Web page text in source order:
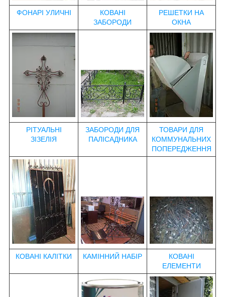
ФОНАРІ УЛИЧНІ
КОВАНІ
ЗАБОРОДИ
РЕШЕТКИ НА
ОКНА
РІТУАЛЬНІ
ЗІЗЕЛІЯ
ЗАБОРОДИ ДЛЯ
ПАЛІСАДНИКА
ТОВАРИ ДЛЯ
КОММУНАЛЬНИХ
ПОПЕРЕДЖЕННЯ
КОВАНІ КАЛІТКИ КАМІННИЙ НАБІР
КОВАНІ
ЕЛЕМЕНТИ